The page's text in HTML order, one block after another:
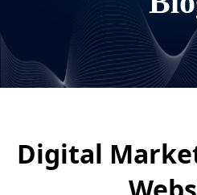
Digital